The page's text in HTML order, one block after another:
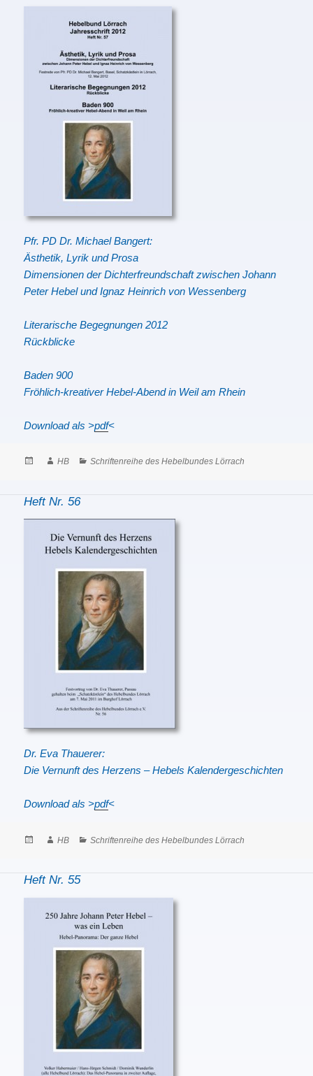
Pfr. PD Dr. Michael Bangert:
Ästhetik, Lyrik und Prosa
Dimensionen der Dichterfreundschaft zwischen Johann
Peter Hebel und Ignaz Heinrich von Wessenberg
Literarische Begegnungen 2012
Rückblicke
Baden 900
Fröhlich-kreativer Hebel-Abend in Weil am Rhein
Download als >pdf<
PostedAuthor
HB Categories
Schriftenreihe des Hebelbundes Lörrach
Heft Nr. 56
Dr. Eva Thauerer:
Die Vernunft des Herzens – Hebels Kalendergeschichten
Download als >pdf<
PostedAuthor
HB Categories
Schriftenreihe des Hebelbundes Lörrach
Heft Nr. 55